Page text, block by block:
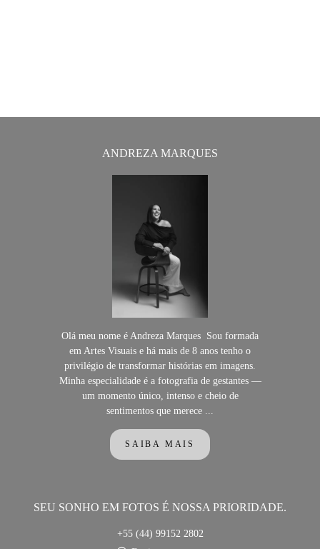
ANDREZA MARQUES
Olá meu nome é Andreza Marques Sou formada
em Artes Visuais e há mais de 8 anos tenho o
privilégio de transformar histórias em imagens.
Minha especialidade é a fotografia de gestantes —
um momento único, intenso e cheio de
sentimentos que merece ...
SAIBA MAIS
SEU SONHO EM FOTOS É NOSSA PRIORIDADE.
+55 (44) 99152 2802